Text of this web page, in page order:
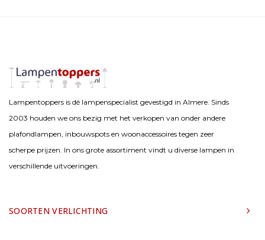
Lampentoppers is dé lampenspecialist gevestigd in Almere. Sinds
2003 houden we ons bezig met het verkopen van onder andere
plafondlampen, inbouwspots en woonaccessoires tegen zeer
scherpe prijzen. In ons grote assortiment vindt u diverse lampen in
verschillende uitvoeringen.
SOORTEN VERLICHTING